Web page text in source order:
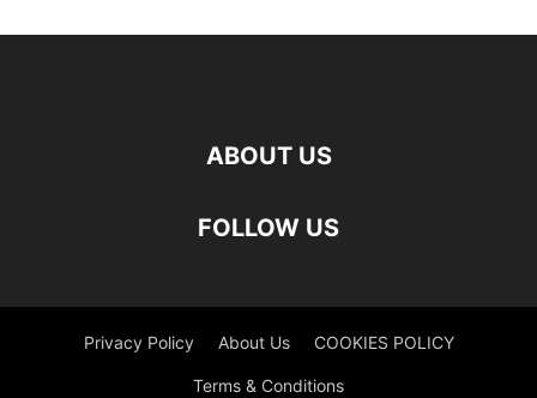
ABOUT US
FOLLOW US
Privacy Policy About Us COOKIES POLICY
Terms & Conditions